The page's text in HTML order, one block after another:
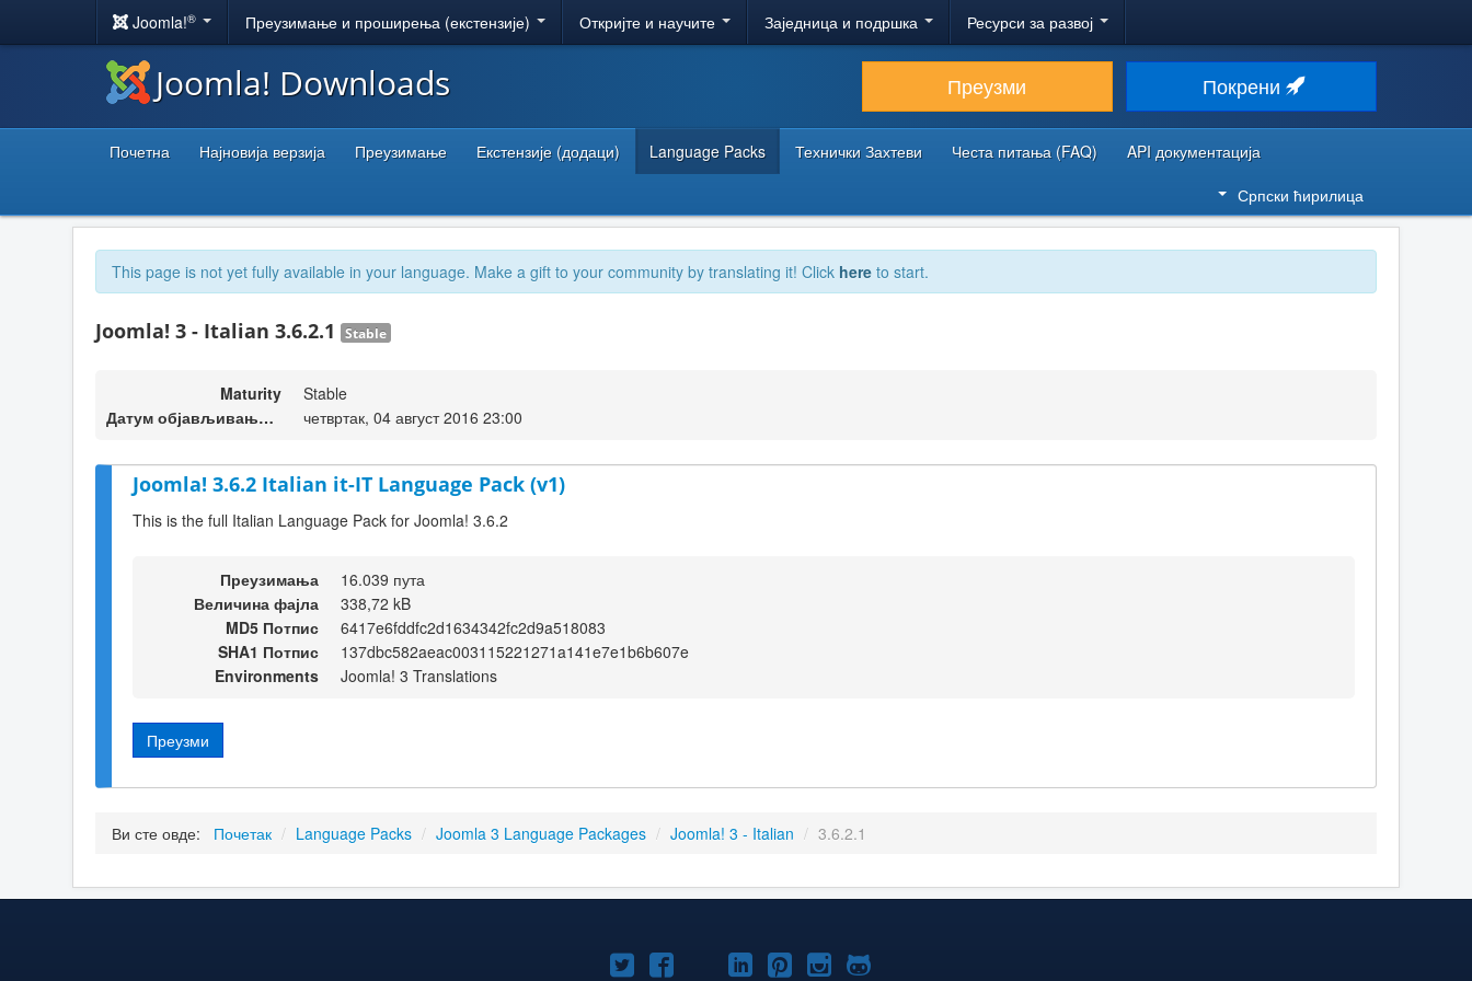
Joomla!® Преузимање и проширења (екстензије) Откријте и научите Заједница и подршка Ресурси за развој
Joomla! Downloads Преузми Покрени
Почетна Најновија верзија Преузимање Екстензије (додаци) Language Packs Технички Захтеви Честа питања (FAQ)
API документација
Српски ћирилица
This page is not yet fully available in your language. Make a gift to your community by translating it! Click here to start.
Joomla! 3 - Italian 3.6.2.1 Stable
Maturity
Stable
Датум објављивања верзије
четвртак, 04 август 2016 23:00
Joomla! 3.6.2 Italian it-IT Language Pack (v1)
This is the full Italian Language Pack for Joomla! 3.6.2
Преузимања
16.039 пута
Величина фајла
338,72 kB
MD5 Потпис
6417e6fddfc2d1634342fc2d9a518083
SHA1 Потпис
137dbc582aeac003115221271a141e7e1b6b607e
Environments
Joomla! 3 Translations
Преузми
Ви сте овде: Почетак / Language Packs / Joomla 3 Language Packages / Joomla! 3 - Italian / 3.6.2.1
Joomla!Joomla!Joomla!
Joomla!Joomla!
Joomla!Joomla!